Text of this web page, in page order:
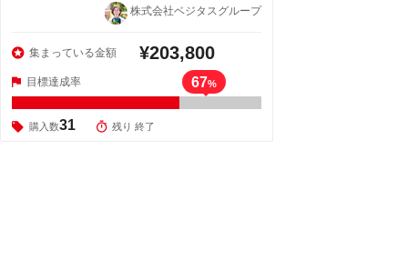
株式会社ベジタスグループ
集まっている金額 ¥203,800
目標達成率 67%
購入数31 残り 終了